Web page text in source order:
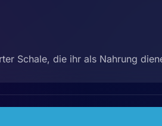
Schale, die ihr als Nahrung